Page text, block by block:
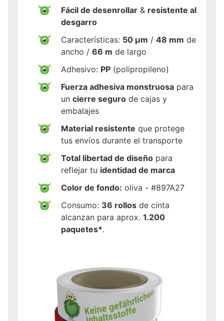
Fácil de desenrollar & resistente al
desgarro
Características: 50 µm / 48 mm de
ancho / 66 m de largo
Adhesivo: PP (polipropileno)
Fuerza adhesiva monstruosa para
un cierre seguro de cajas y
embalajes
Material resistente que protege
tus envíos durante el transporte
Total libertad de diseño para
reflejar tu identidad de marca
Color de fondo: oliva - #897A27
Consumo: 36 rollos de cinta
alcanzan para aprox. 1.200
paquetes*.